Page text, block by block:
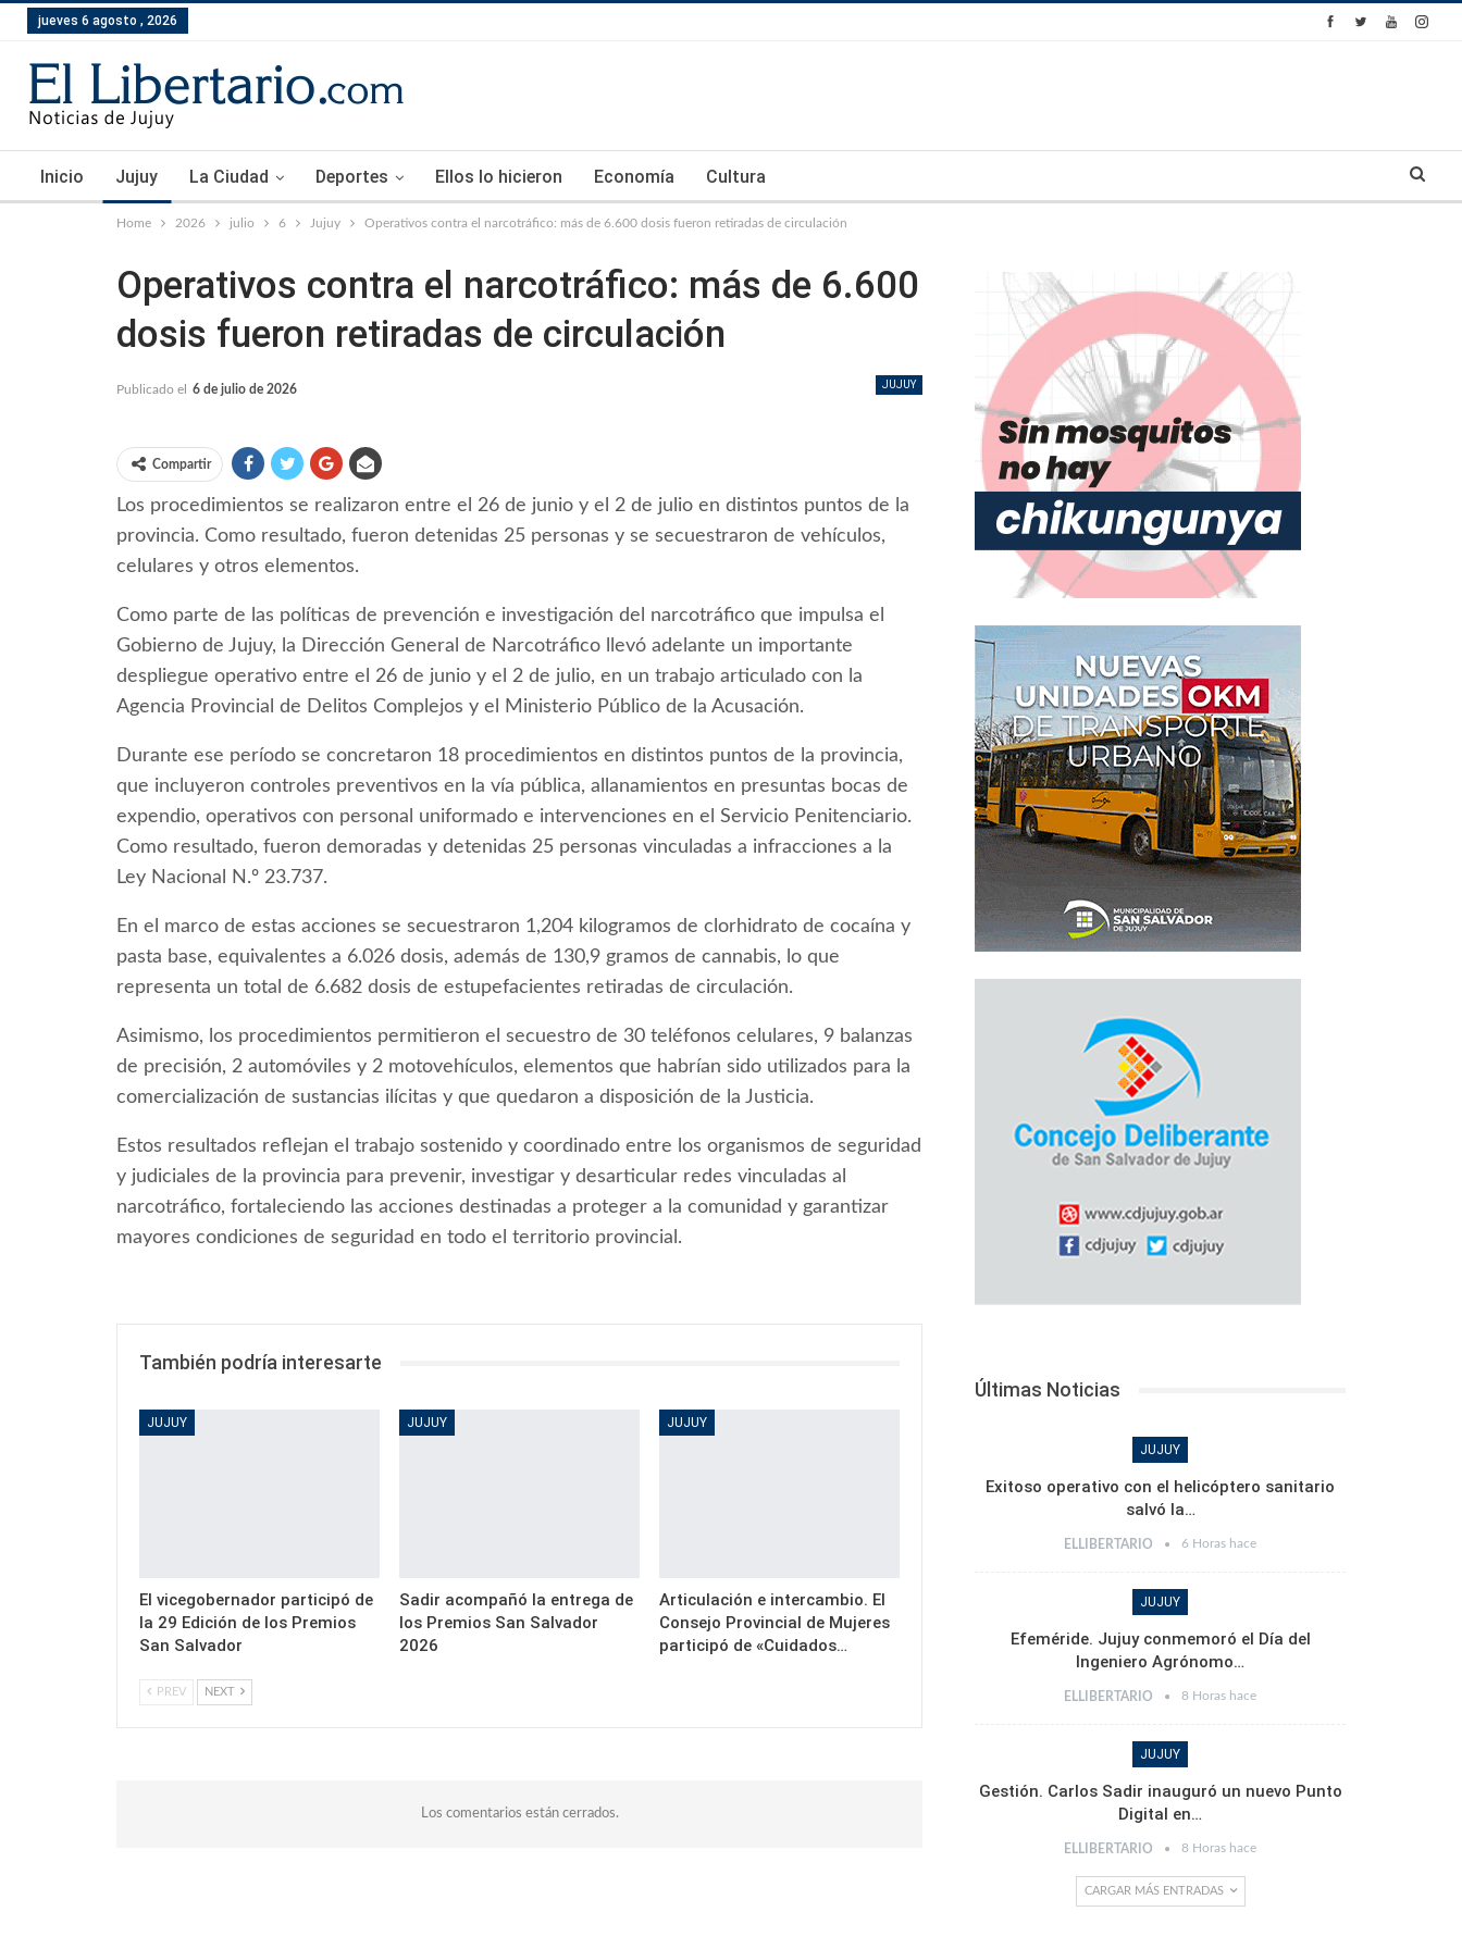
jueves 6 agosto , 2026
Inicio Jujuy La Ciudad Deportes Ellos lo hicieron Economía Cultura
Home 2026 julio 6 Jujuy Operativos contra el narcotráfico: más de 6.600 dosis fueron retiradas de circulación
Operativos contra el narcotráfico: más de 6.600
dosis fueron retiradas de circulación
JUJUY
Publicado el 6 de julio de 2026
Compartir
Los procedimientos se realizaron entre el 26 de junio y el 2 de julio en distintos puntos de la
provincia. Como resultado, fueron detenidas 25 personas y se secuestraron de vehículos,
celulares y otros elementos.
Como parte de las políticas de prevención e investigación del narcotráfico que impulsa el
Gobierno de Jujuy, la Dirección General de Narcotráfico llevó adelante un importante
despliegue operativo entre el 26 de junio y el 2 de julio, en un trabajo articulado con la
Agencia Provincial de Delitos Complejos y el Ministerio Público de la Acusación.
Durante ese período se concretaron 18 procedimientos en distintos puntos de la provincia,
que incluyeron controles preventivos en la vía pública, allanamientos en presuntas bocas de
expendio, operativos con personal uniformado e intervenciones en el Servicio Penitenciario.
Como resultado, fueron demoradas y detenidas 25 personas vinculadas a infracciones a la
Ley Nacional N.º 23.737.
En el marco de estas acciones se secuestraron 1,204 kilogramos de clorhidrato de cocaína y
pasta base, equivalentes a 6.026 dosis, además de 130,9 gramos de cannabis, lo que
representa un total de 6.682 dosis de estupefacientes retiradas de circulación.
Asimismo, los procedimientos permitieron el secuestro de 30 teléfonos celulares, 9 balanzas
de precisión, 2 automóviles y 2 motovehículos, elementos que habrían sido utilizados para la
comercialización de sustancias ilícitas y que quedaron a disposición de la Justicia.
Estos resultados reflejan el trabajo sostenido y coordinado entre los organismos de seguridad
y judiciales de la provincia para prevenir, investigar y desarticular redes vinculadas al
narcotráfico, fortaleciendo las acciones destinadas a proteger a la comunidad y garantizar
mayores condiciones de seguridad en todo el territorio provincial.
También podría interesarte
JUJUY
El vicegobernador participó de
la 29 Edición de los Premios
San Salvador
JUJUY
Sadir acompañó la entrega de
los Premios San Salvador
2026
JUJUY
Articulación e intercambio. El
Consejo Provincial de Mujeres
participó de «Cuidados…
PREV NEXT
Los comentarios están cerrados.
Últimas Noticias
JUJUY
Exitoso operativo con el helicóptero sanitario
salvó la…
ELLIBERTARIO 6 Horas hace
JUJUY
Efeméride. Jujuy conmemoró el Día del
Ingeniero Agrónomo…
ELLIBERTARIO 8 Horas hace
JUJUY
Gestión. Carlos Sadir inauguró un nuevo Punto
Digital en…
ELLIBERTARIO 8 Horas hace
CARGAR MÁS ENTRADAS